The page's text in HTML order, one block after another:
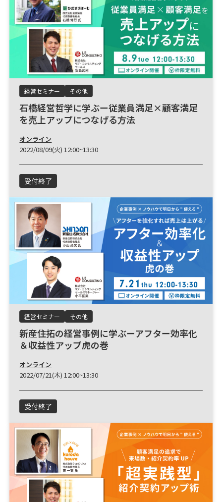
経営セミナー その他
石橋経営哲学に学ぶー従業員満足×顧客満足
を売上アップにつなげる方法
オンライン
2022/08/09(火) 12:00~13:30
受付終了
経営セミナー その他
新産住拓の経営事例に学ぶーアフター効率化
＆収益性アップ虎の巻
オンライン
2022/07/21(木) 12:00~13:30
受付終了